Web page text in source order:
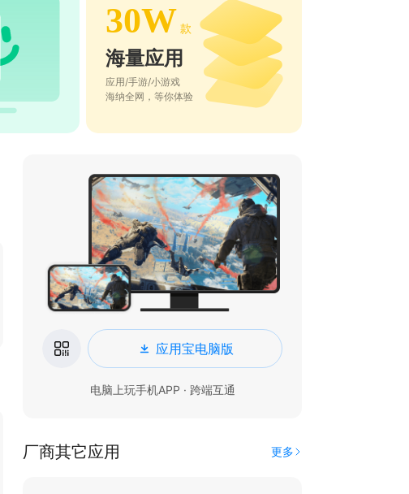
30W 款
海量应用
应用/手游/小游戏
海纳全网，等你体验
应用宝电脑版
电脑上玩手机APP · 跨端互通
厂商其它应用 更多